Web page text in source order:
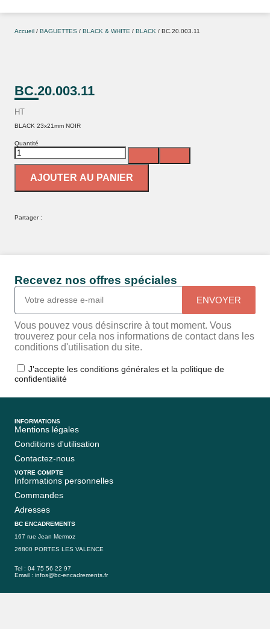
Accueil / BAGUETTES / BLACK & WHITE / BLACK / BC.20.003.11
BC.20.003.11
HT
BLACK 23x21mm NOIR
Quantité
AJOUTER AU PANIER
Partager :
Recevez nos offres spéciales
Vous pouvez vous désinscrire à tout moment. Vous
trouverez pour cela nos informations de contact dans les
conditions d'utilisation du site.
J'accepte les conditions générales et la politique de
confidentialité
ENVOYER
INFORMATIONS
Mentions légales
Conditions d'utilisation
Contactez-nous
VOTRE COMPTE
Informations personnelles
Commandes
Adresses
BC ENCADREMENTS
167 rue Jean Mermoz
26800 PORTES LES VALENCE
Tel : 04 75 56 22 97
Email : infos@bc-encadrements.fr